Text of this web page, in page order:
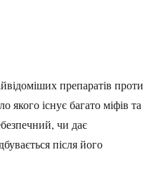
препаратів проти
якого існує багато міфів та
чи дає
після його